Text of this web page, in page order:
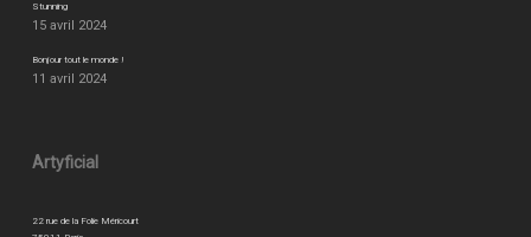
Stunning
15 avril 2024
Bonjour tout le monde !
11 avril 2024
Artyficial
22 rue de la Folie Méricourt